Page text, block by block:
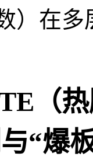
）在
（
“爆